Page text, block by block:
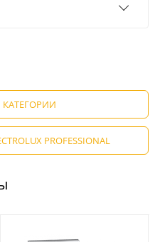
КАТЕГОРИИ
PROFESSIONAL